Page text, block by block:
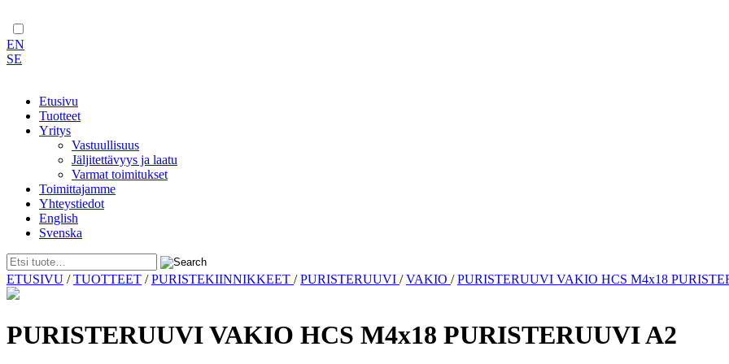
EN
SE
Etusivu
Tuotteet
Yritys
Vastuullisuus
Jäljitettävyys ja laatu
Varmat toimitukset
Toimittajamme
Yhteystiedot
English
Svenska
Skip
to
ETUSIVU /TUOTTEET /PURISTEKIINNIKKEET /PURISTERUUVI /VAKIO /PURISTERUUVI VAKIO HCS M4x18
PURISTERUUVI VAKIO HCS M4x18 PURISTERUUVI A2